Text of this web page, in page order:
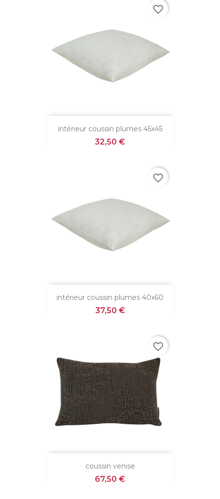
intérieur coussin plumes 45x45
Prix
32,50 €
favorite_border
intérieur coussin plumes 40x60
Prix
37,50 €
favorite_border
coussin venise
Prix
67,50 €
favorite_border